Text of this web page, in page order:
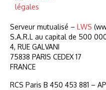
Serveur mutualisé – LWS
S.A.R.L au capital de 500
4, RUE GALVANI
75838 PARIS CEDEX 17
FRANCE
RCS Paris B 450 453 881 –